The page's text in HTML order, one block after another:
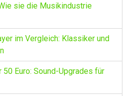
sie die Musikindustrie
im Vergleich: Klassiker und
Euro: Sound-Upgrades für